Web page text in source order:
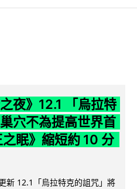
夜》12.1 「烏拉特
穴不為提高世界首
眠》縮短約 10 分
新 12.1「烏拉特克的詛咒」將